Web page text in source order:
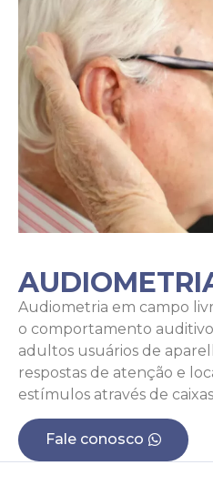
Audiometria em campo
o comportamento
adultos usuários de
respostas de atenção e
estímulos através de
Fale conosco